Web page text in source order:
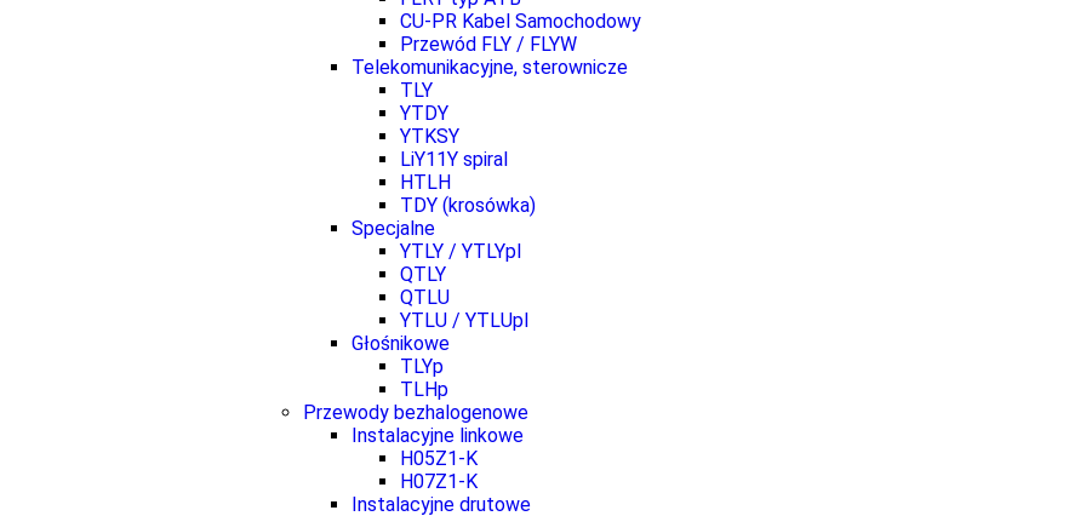
CU-PR Kabel Samochodowy
Przewód FLY / FLYW
Telekomunikacyjne, sterownicze
TLY
YTDY
YTKSY
LiY11Y spiral
HTLH
TDY (krosówka)
Specjalne
YTLY / YTLYpl
QTLY
QTLU
YTLU / YTLUpl
Głośnikowe
TLYp
TLHp
Przewody bezhalogenowe
Instalacyjne linkowe
H05Z1-K
H07Z1-K
Instalacyjne drutowe